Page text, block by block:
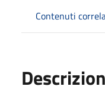
Contenuti